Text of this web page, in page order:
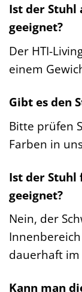
Ist der Stuhl
geeignet?
Der HTI-
einem
Gibt es den
Bitte prüfen
Farben in
Ist der Stuhl
geeignet?
Nein, der
dauerhaft
Kann man